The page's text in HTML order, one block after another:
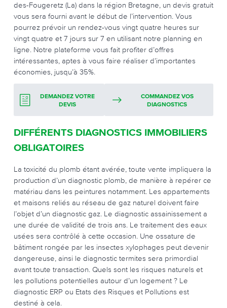
des-Fougeretz (La) dans la région Bretagne, un devis gratuit
vous sera fourni avant le début de l’intervention. Vous
pourrez prévoir un rendez-vous vingt quatre heures sur
vingt quatre et 7 jours sur 7 en utilisant notre planning en
ligne. Notre plateforme vous fait profiter d’offres
intéressantes, aptes à vous faire réaliser d’importantes
économies, jusqu’à 35%.
DEMANDEZ VOTRE
DEVIS
COMMANDEZ VOS
DIAGNOSTICS
DIFFÉRENTS DIAGNOSTICS IMMOBILIERS
OBLIGATOIRES
La toxicité du plomb étant avérée, toute vente impliquera la
production d’un diagnostic plomb, de manière à repérer ce
matériau dans les peintures notamment. Les appartements
et maisons reliés au réseau de gaz naturel doivent faire
l’objet d’un diagnostic gaz. Le diagnostic assainissement a
une durée de validité de trois ans. Le traitement des eaux
usées sera contrôlé à cette occasion. Une ossature de
bâtiment rongée par les insectes xylophages peut devenir
dangereuse, ainsi le diagnostic termites sera primordial
avant toute transaction. Quels sont les risques naturels et
les pollutions potentielles autour d’un logement ? Le
diagnostic ERP ou Etats des Risques et Pollutions est
destiné à cela.